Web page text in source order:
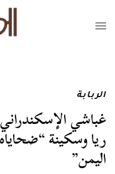
الربابة
غباشي
ريا وسكينة
اليمن”